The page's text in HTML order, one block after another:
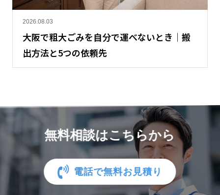
2026.08.03
大阪で粗大ごみを自分で運べないとき｜搬
出方法と5つの依頼先
無料相談はこちらから
電話で無料お見積り